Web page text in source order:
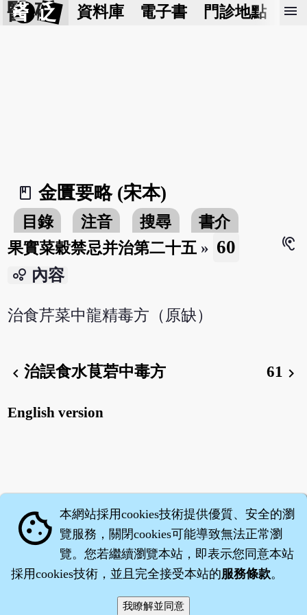
醫 砭 資料庫 電子書 門診地點 預
menu
book_2
金匱要略 (宋本)
目錄 注音 搜尋
書介
果實菜穀禁忌并治第二十五 » 60
hearing
bubble_chart 內容
治食芹菜中龍精毒方（原缺）
chevron_left治誤食水茛菪中毒方 61 chevron_right
English version
‧沈藥子©2008～2026
cookie 本網站採用cookies技術提供優質、安全的瀏
覽服務，關閉cookies可能導致無法正常瀏
覽。您若繼續瀏覽本站，即表示您同意本站
採用cookies技術，並且完全接受本站的服務條款。